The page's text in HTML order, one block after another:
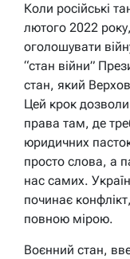
Коли російські
лютого 2022
оголошувати
“стан війни”
стан, який
Цей крок
права там, де
юридичних
просто слова, а
нас самих.
починає
повною мірою.
Воєнний стан,